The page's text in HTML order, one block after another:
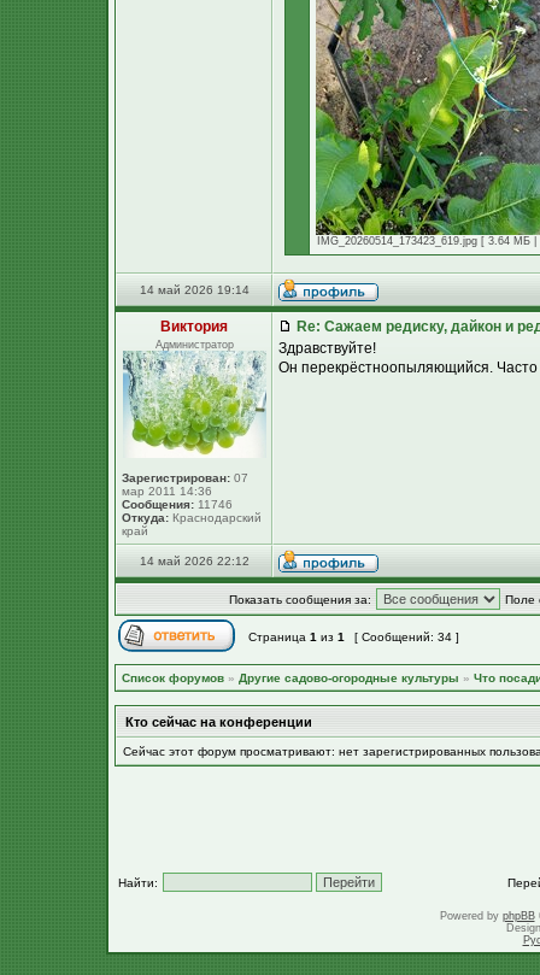
IMG_20260514_173423_619.jpg [ 3.64 МБ
14 май 2026 19:14
Виктория
Администратор
Зарегистрирован: 07
мар 2011 14:36
Сообщения: 11746
Откуда: Краснодарский
край
Re: Сажаем редиску, дайкон и
Здравствуйте!
Он перекрёстноопыляющийся. Часто
14 май 2026 22:12
Показать сообщения за: Поле
Страница 1 из 1 [ Сообщений: 34 ]
Список форумов » Другие садово-огородные культуры » Что
Кто сейчас на конференции
Сейчас этот форум просматривают: нет зарегистрированных
Найти:
Powered by phpBB